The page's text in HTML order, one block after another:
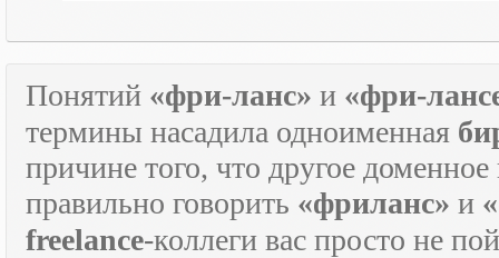
Понятий «фри-ланс» и «фри-
термины насадила одноименная
причине того, что другое
правильно говорить «фриланс» и
freelance-коллеги вас просто не